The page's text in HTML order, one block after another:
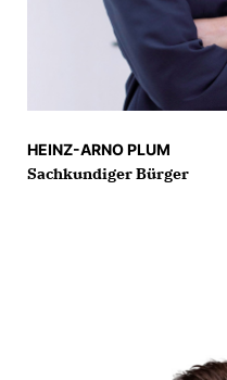
HEINZ-ARNO PLUM
Sachkundiger Bürger